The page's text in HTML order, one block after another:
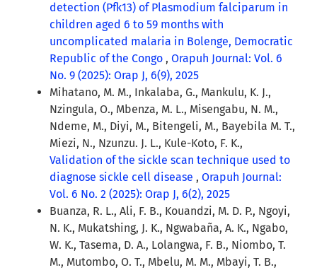
detection (Pfk13) of Plasmodium falciparum in
children aged 6 to 59 months with
uncomplicated malaria in Bolenge, Democratic
Republic of the Congo , Orapuh Journal: Vol. 6
No. 9 (2025): Orap J, 6(9), 2025
Mihatano, M. M., Inkalaba, G., Mankulu, K. J.,
Nzingula, O., Mbenza, M. L., Misengabu, N. M.,
Ndeme, M., Diyi, M., Bitengeli, M., Bayebila M. T.,
Miezi, N., Nzunzu. J. L., Kule-Koto, F. K.,
Validation of the sickle scan technique used to
diagnose sickle cell disease , Orapuh Journal:
Vol. 6 No. 2 (2025): Orap J, 6(2), 2025
Buanza, R. L., Ali, F. B., Kouandzi, M. D. P., Ngoyi,
N. K., Mukatshing, J. K., Ngwabaña, A. K., Ngabo,
W. K., Tasema, D. A., Lolangwa, F. B., Niombo, T.
M., Mutombo, O. T., Mbelu, M. M., Mbayi, T. B.,